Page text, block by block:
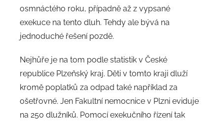
osmnáctého roku, případně až z vypsané
exekuce na tento dluh. Tehdy ale bývá na
jednoduché řešení pozdě.
Nejhůře je na tom podle statistik v České
republice Plzeňský kraj. Děti v tomto kraji dluží
kromě poplatků za odpad také například za
ošetřovné. Jen Fakultní nemocnice v Plzni eviduje
na 250 dlužníků. Pomocí exekučního řízení tak